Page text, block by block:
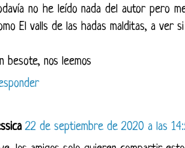
no he leído nada del autor pero
El valls de las hadas malditas, a ver
besote, nos leemos
22 de septiembre de 2020 a las